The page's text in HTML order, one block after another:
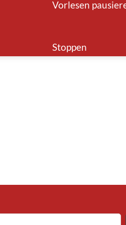
Vorlesen
Stoppen